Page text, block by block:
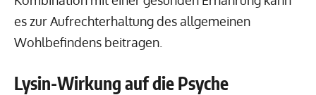
es zur Aufrechterhaltung des allgemeinen
Wohlbefindens beitragen.
Lysin-Wirkung auf die Psyche